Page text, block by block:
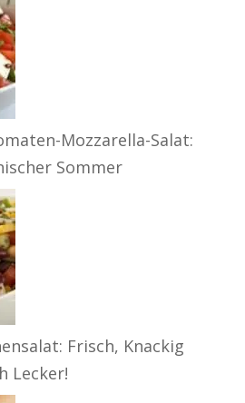
Mozzarella-Salat:
Sommer
Frisch, Knackig
Lecker!